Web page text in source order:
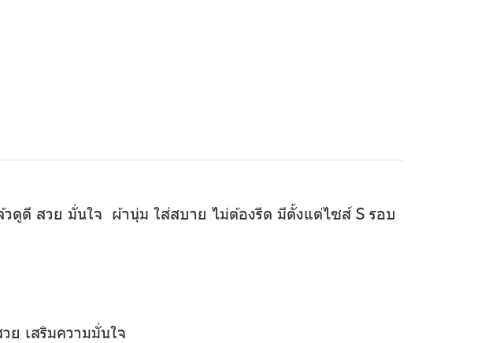
ดูดี สวย มั่นใจ ผ้านุ่ม ใส่สบาย ไม่ต้องรีด มีตั้งแต่ไซส์ S รอบ
ย เสริมความมั่นใจ